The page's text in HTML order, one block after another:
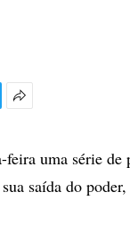
compartilhamento
uma série de
saída do